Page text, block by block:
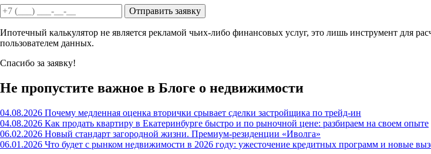
Отправить заявку
Ипотечный калькулятор не является рекламой чьих-либо финансовых услуг, это лишь инструмент для
пользователем данных.
Спасибо за заявку!
Не пропустите важное в Блоге о недвижимости
04.08.2026 Почему медленная оценка вторички срывает сделки застройщика по трейд-ин
04.08.2026 Как продать квартиру в Екатеринбурге быстро и по рыночной цене: разбираем на своем опыте
06.02.2026 Новый стандарт загородной жизни. Премиум-резиденции «Иволга»
06.01.2026 Что будет с рынком недвижимости в 2026 году: ужесточение кредитных программ и новые